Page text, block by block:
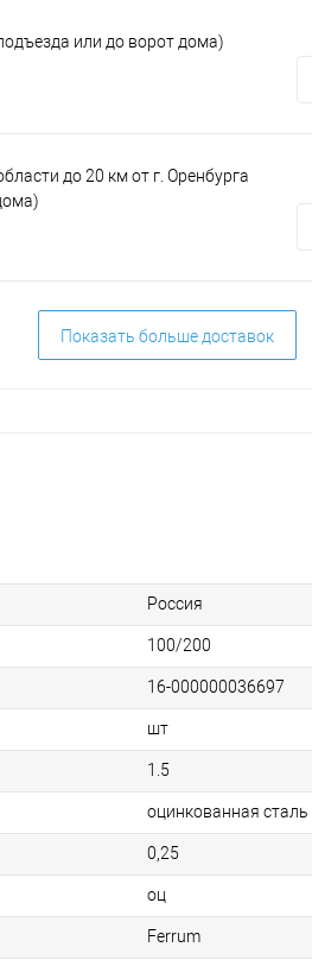
или до ворот дома)
до 20 км от г. Оренбурга
Показать больше доставок
Россия
100/200
16-000000036697
шт
1.5
оцинкованная сталь
0,25
оц
Ferrum